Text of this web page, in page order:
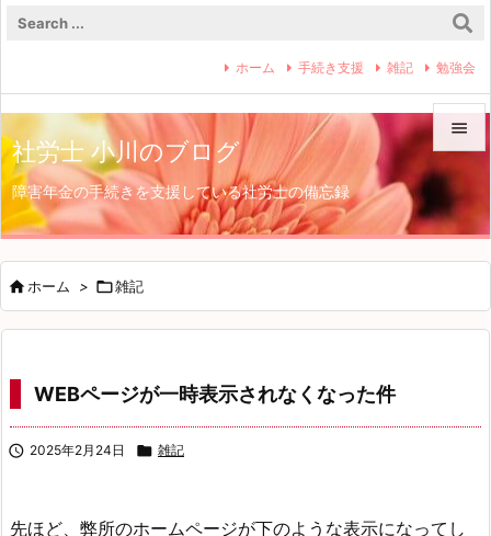
社労士 小川のブログ
障害年金の手続きを支援している社労士の備忘録


メニュ

前へ
ホーム 手続き支援 雑記 勉強会
ホーム > 雑記
WEBページが一時表示されなくなった件
 2025年2月24日  雑記
先ほど、弊所のホームページが下のような表示になってし